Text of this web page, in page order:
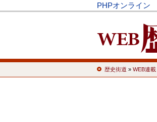
PHPオンライン
歴史街道 » WEB連載